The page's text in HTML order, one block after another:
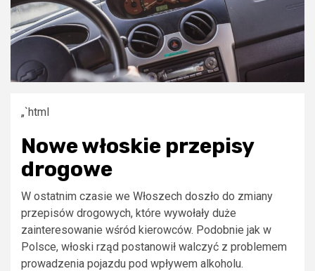
„`html
Nowe włoskie przepisy
drogowe
W ostatnim czasie we Włoszech doszło do zmiany
przepisów drogowych, które wywołały duże
zainteresowanie wśród kierowców. Podobnie jak w
Polsce, włoski rząd postanowił walczyć z problemem
prowadzenia pojazdu pod wpływem alkoholu.